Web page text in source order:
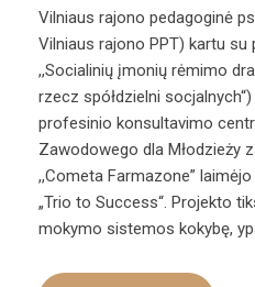
Vilniaus rajono pedagoginė
Vilniaus rajono PPT) kartu su
,,Socialinių įmonių rėmimo
rzecz spółdzielni
profesinio konsultavimo
Zawodowego dla Młodzieży
,,Cometa Farmazone”
„Trio to Success“. Projekto
mokymo sistemos kokybę,